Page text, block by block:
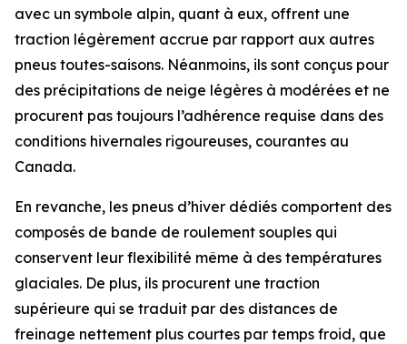
avec un symbole alpin, quant à eux, offrent une
traction légèrement accrue par rapport aux autres
pneus toutes-saisons. Néanmoins, ils sont conçus pour
des précipitations de neige légères à modérées et ne
procurent pas toujours l’adhérence requise dans des
conditions hivernales rigoureuses, courantes au
Canada.
En revanche, les pneus d’hiver dédiés comportent des
composés de bande de roulement souples qui
conservent leur flexibilité même à des températures
glaciales. De plus, ils procurent une traction
supérieure qui se traduit par des distances de
freinage nettement plus courtes par temps froid, que